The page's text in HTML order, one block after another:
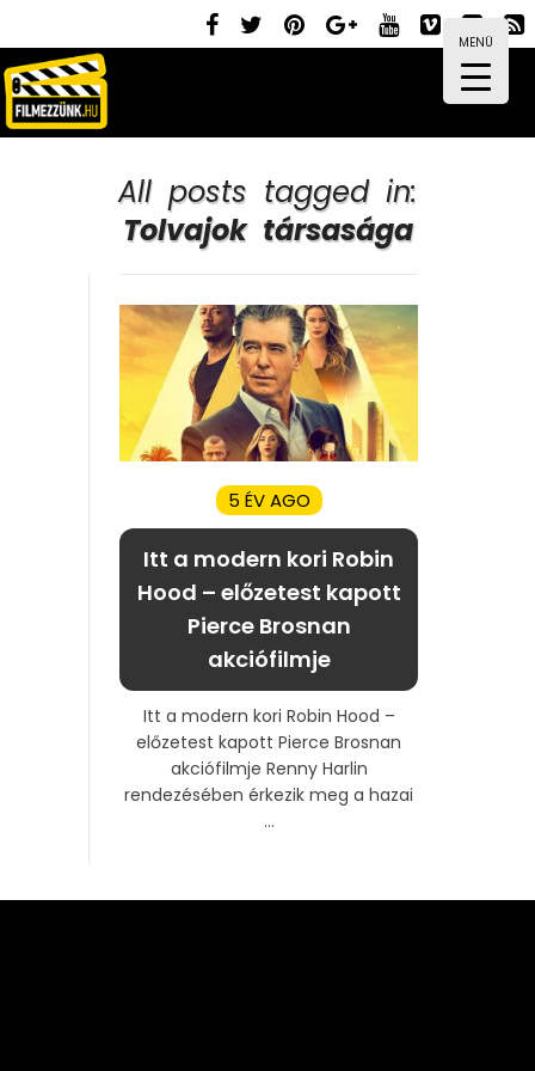
MENÜ
All posts tagged in:
Tolvajok társasága
5 ÉV AGO
Itt a modern kori Robin
Hood – előzetest kapott
Pierce Brosnan
akciófilmje
Itt a modern kori Robin Hood –
előzetest kapott Pierce Brosnan
akciófilmje Renny Harlin
rendezésében érkezik meg a hazai
...